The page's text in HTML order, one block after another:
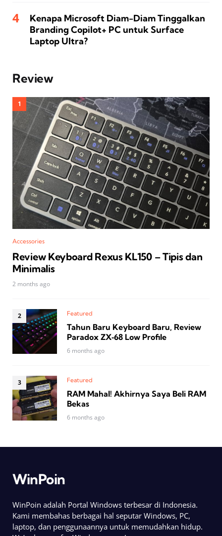
Kenapa Microsoft Diam-Diam Tinggalkan
Branding Copilot+ PC untuk Surface
Laptop Ultra?
Review
Accessories
Review Keyboard Rexus KL150 – Tipis dan
Minimalis
2 months ago
Featured
Tahun Baru Keyboard Baru, Review
Paradox ZX‑68 Low Profile
6 months ago
Featured
RAM Mahal! Akhirnya Saya Beli RAM
Bekas
6 months ago
WinPoin
WinPoin adalah Portal Windows terbesar di Indonesia.
Kami membahas berbagai hal seputar Windows, PC,
laptop, dan penggunaannya untuk memudahkan hidup.